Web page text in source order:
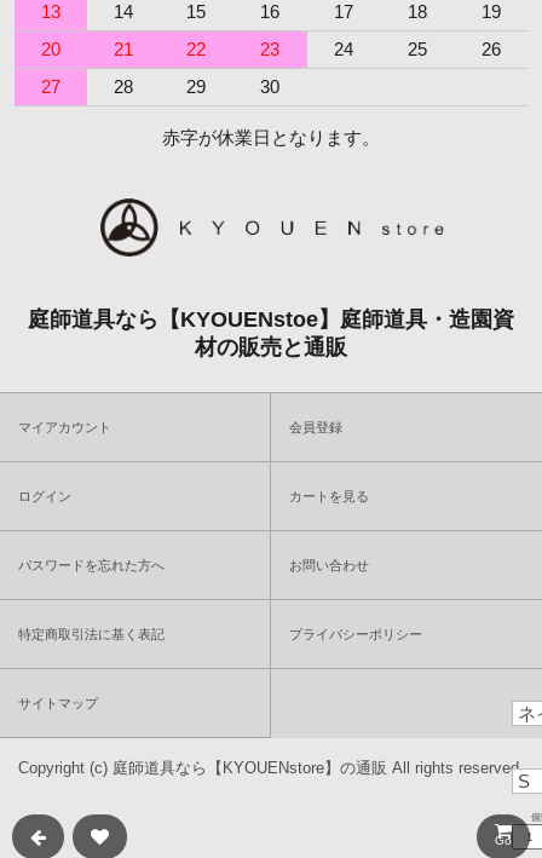
13
14 15 16 17 18
19
20
21 22 23 24 25
26
27
28 29 30
赤字が休業日となります。
庭師道具なら【KYOUENstoe】庭師道具・造園資
材の販売と通販
マイアカウント 会員登録
ログイン カートを見る
パスワードを忘れた方へ お問い合わせ
特定商取引法に基く表記 プライバシーポリシー
サイトマップ
Copyright (c) 庭師道具なら【KYOUENstore】の通販 All rights reserved.
Go